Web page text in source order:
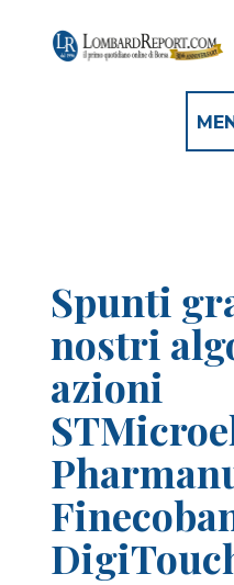
Spunti
nostri
azioni